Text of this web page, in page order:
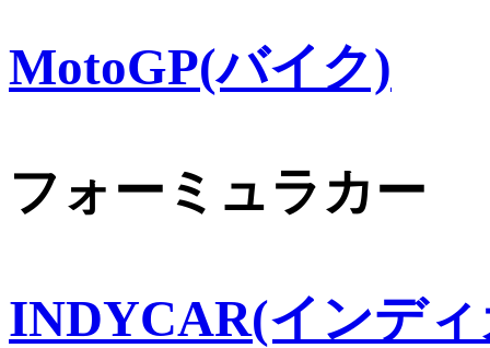
MotoGP(バイク)
フォーミュラカー
INDYCAR(インデ